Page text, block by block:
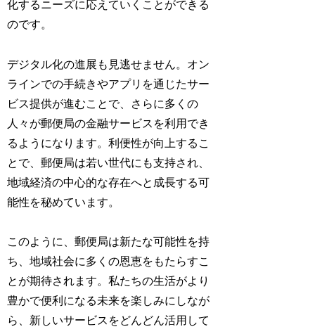
化するニーズに応えていくことができる
のです。
デジタル化の進展も見逃せません。オン
ラインでの手続きやアプリを通じたサー
ビス提供が進むことで、さらに多くの
人々が郵便局の金融サービスを利用でき
るようになります。利便性が向上するこ
とで、郵便局は若い世代にも支持され、
地域経済の中心的な存在へと成長する可
能性を秘めています。
このように、郵便局は新たな可能性を持
ち、地域社会に多くの恩恵をもたらすこ
とが期待されます。私たちの生活がより
豊かで便利になる未来を楽しみにしなが
ら、新しいサービスをどんどん活用して